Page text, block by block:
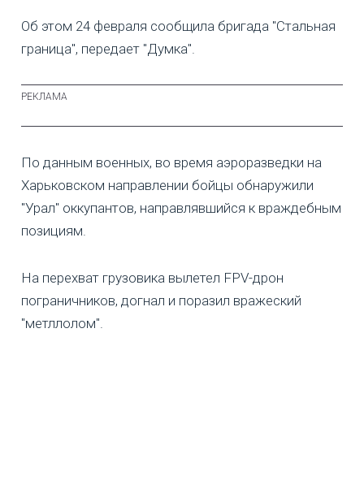
Об этом 24 февраля сообщила бригада "Стальная
граница", передает "Думка".
По данным военных, во время аэроразведки на
Харьковском направлении бойцы обнаружили
"Урал" оккупантов, направлявшийся к враждебным
позициям.
На перехват грузовика вылетел FPV-дрон
пограничников, догнал и поразил вражеский
"метллолом".